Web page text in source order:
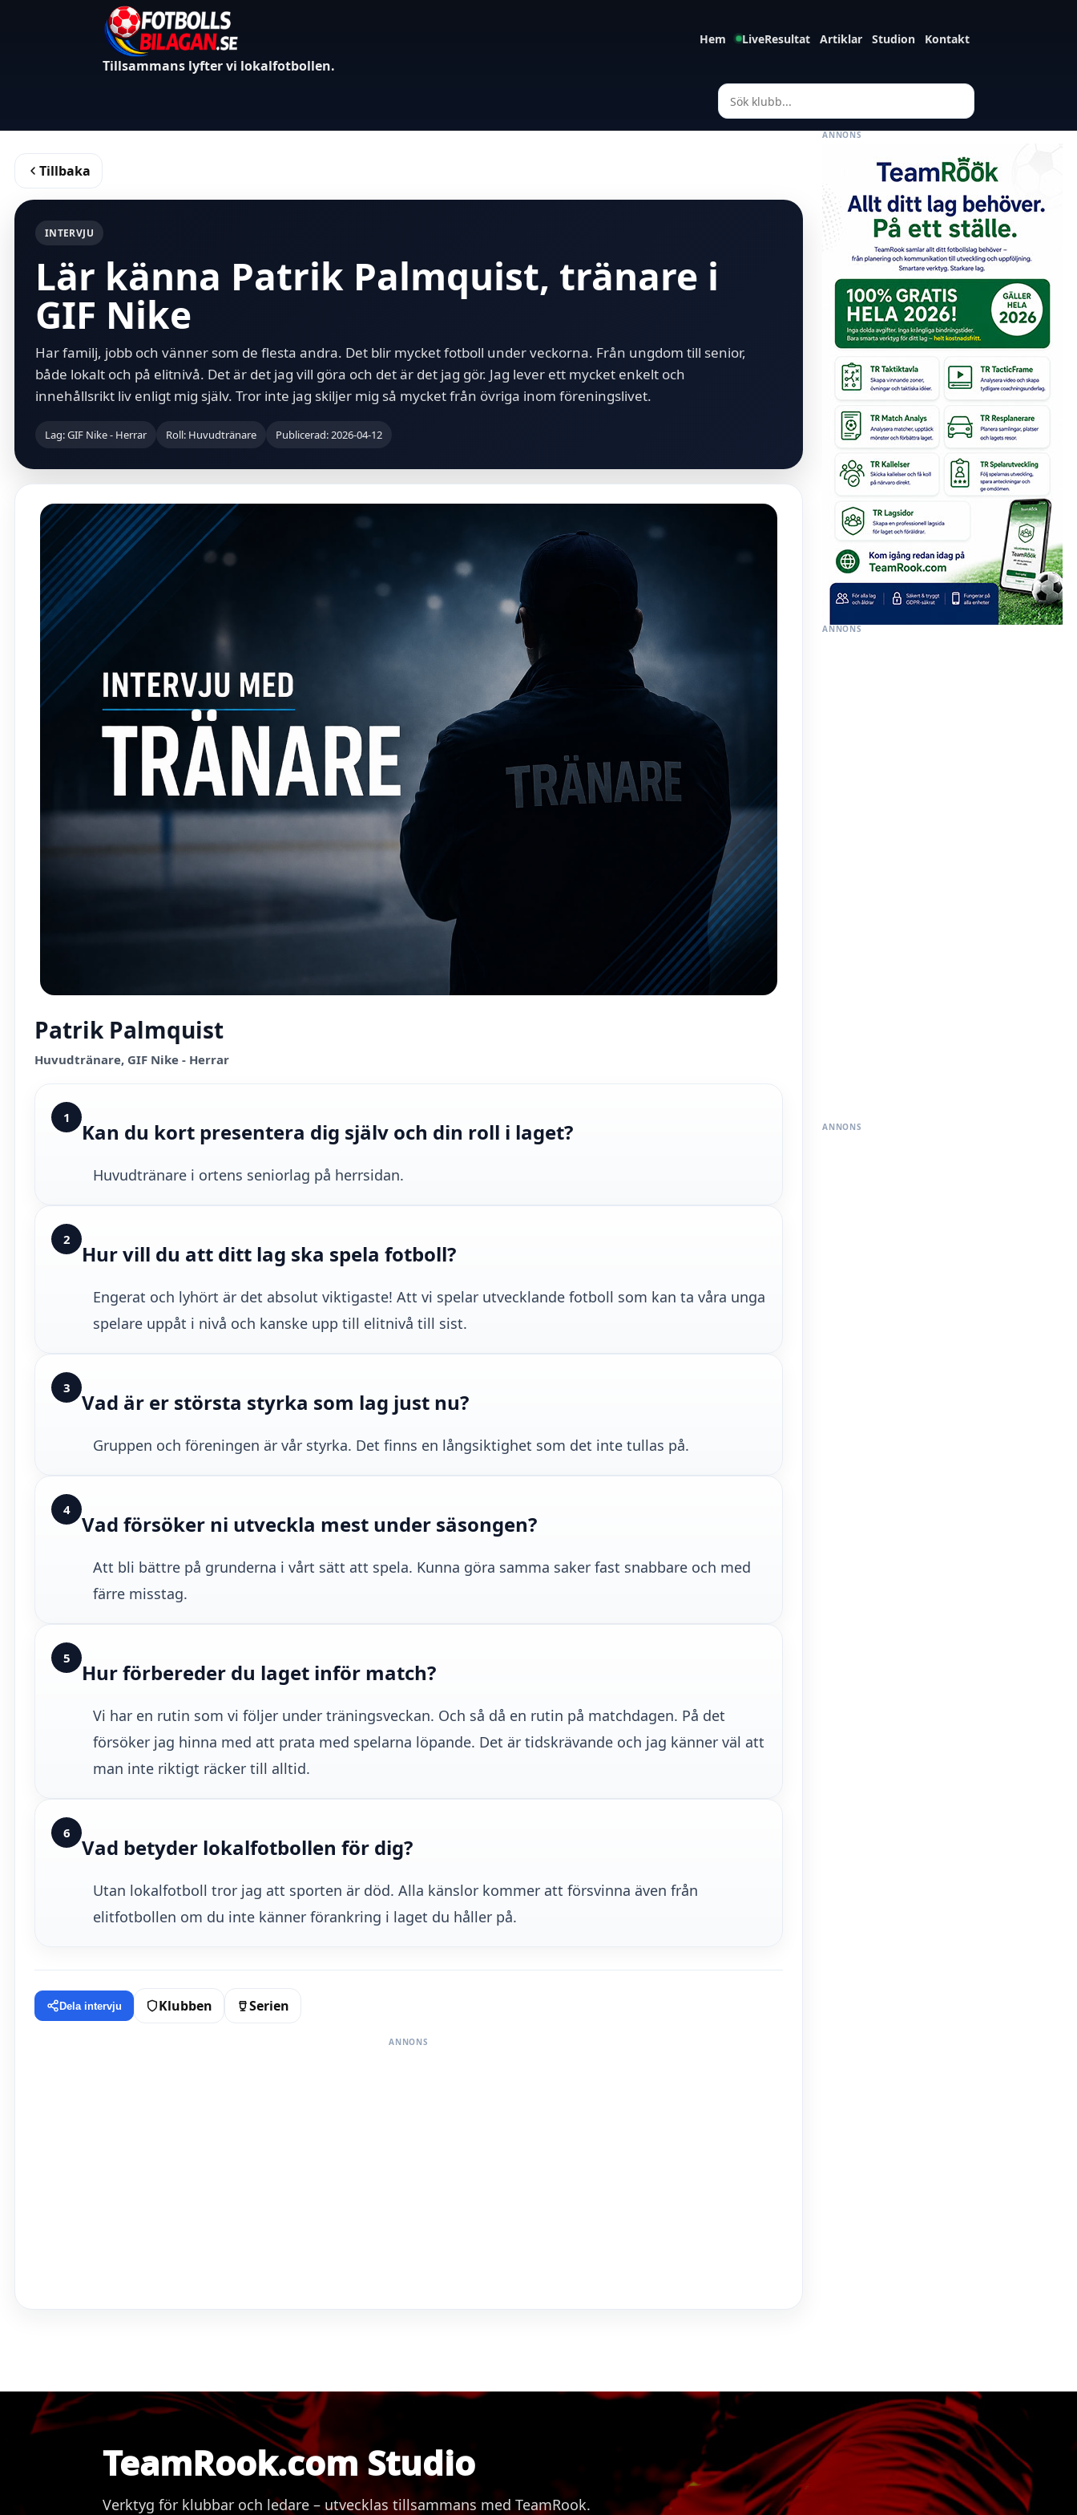
Tillsammans lyfter vi lokalfotbollen.
Hem LiveResultat Artiklar Studion Kontakt
Tillbaka
INTERVJU
Lär känna Patrik Palmquist, tränare i
GIF Nike
Har familj, jobb och vänner som de flesta andra. Det blir mycket fotboll under veckorna. Från ungdom till senior,
både lokalt och på elitnivå. Det är det jag vill göra och det är det jag gör. Jag lever ett mycket enkelt och
innehållsrikt liv enligt mig själv. Tror inte jag skiljer mig så mycket från övriga inom föreningslivet.
Lag: GIF Nike - Herrar Roll: Huvudtränare Publicerad: 2026-04-12
Patrik Palmquist
Huvudtränare, GIF Nike - Herrar
1
Kan du kort presentera dig själv och din roll i laget?
Huvudtränare i ortens seniorlag på herrsidan.
2
Hur vill du att ditt lag ska spela fotboll?
Engerat och lyhört är det absolut viktigaste! Att vi spelar utvecklande fotboll som kan ta våra unga
spelare uppåt i nivå och kanske upp till elitnivå till sist.
3
Vad är er största styrka som lag just nu?
Gruppen och föreningen är vår styrka. Det finns en långsiktighet som det inte tullas på.
4
Vad försöker ni utveckla mest under säsongen?
Att bli bättre på grunderna i vårt sätt att spela. Kunna göra samma saker fast snabbare och med
färre misstag.
5
Hur förbereder du laget inför match?
Vi har en rutin som vi följer under träningsveckan. Och så då en rutin på matchdagen. På det
försöker jag hinna med att prata med spelarna löpande. Det är tidskrävande och jag känner väl att
man inte riktigt räcker till alltid.
6
Vad betyder lokalfotbollen för dig?
Utan lokalfotboll tror jag att sporten är död. Alla känslor kommer att försvinna även från
elitfotbollen om du inte känner förankring i laget du håller på.
Dela intervju Klubben Serien
ANNONS
ANNONS
ANNONS
ANNONS
TeamRook.com Studio
Verktyg för klubbar och ledare – utvecklas tillsammans med TeamRook.